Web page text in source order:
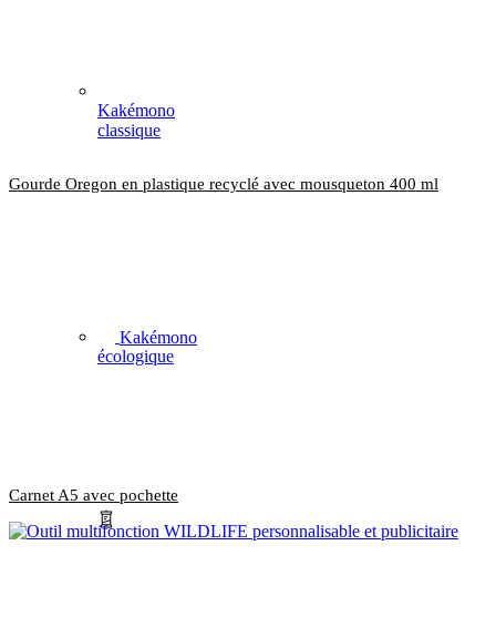
Kakémono
écologique
Kakémono
classique
Gourde Oregon en plastique recyclé avec mousqueton 400 ml
Carnet A5 avec pochette